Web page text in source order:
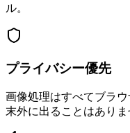
ル。
プライバシー優先
画像処理はすべてブラ
末外に出ることはありま